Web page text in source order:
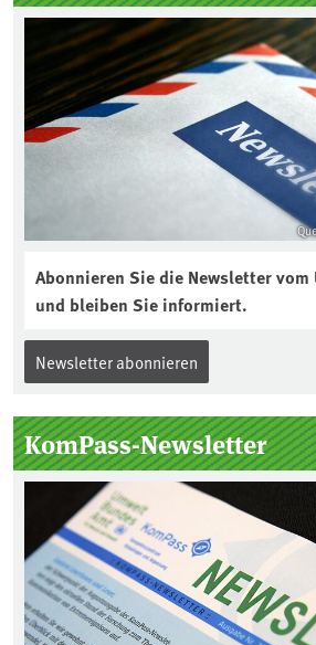
Abonnieren Sie die Newsletter
und bleiben Sie informiert.
Newsletter abonnieren
KomPass-Newsletter